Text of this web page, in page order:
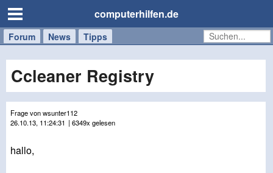
computerhilfen.de
Forum News Tipps
Handy
Tablet
Windows
Mac
Ccleaner Registry
Frage von wsunter112
26.10.13, 11:24:31 | 6349x gelesen
hallo,